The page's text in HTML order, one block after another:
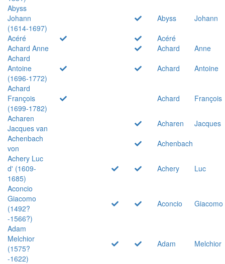
Abyss
Johann
(1614-1697)
Abyss
Johann
Acéré
Acéré
Achard Anne
Achard
Anne
Achard
Antoine
(1696-1772)
Achard
Antoine
Achard
François
(1699-1782)
Achard
François
Acharen
Jacques van
Acharen
Jacques
Achenbach
von
Achenbach
Achery Luc
d' (1609-
1685)
Achery
Luc
Aconcio
Giacomo
(1492?
-1566?)
Aconcio Giacomo
Adam
Melchior
(1575?
-1622)
Adam Melchior